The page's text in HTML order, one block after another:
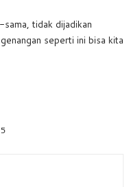
sama, tidak dijadikan
seperti ini bisa kita